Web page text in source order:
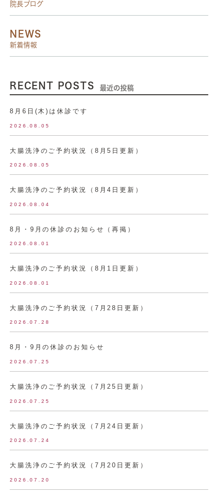
院長ブログ
NEWS
新着情報
RECENT POSTS 最近の投稿
8月6日(木)は休診です
2026.08.05
大腸洗浄のご予約状況（8月5日更新）
2026.08.05
大腸洗浄のご予約状況（8月4日更新）
2026.08.04
8月・9月の休診のお知らせ（再掲）
2026.08.01
大腸洗浄のご予約状況（8月1日更新）
2026.08.01
大腸洗浄のご予約状況（7月28日更新）
2026.07.28
8月・9月の休診のお知らせ
2026.07.25
大腸洗浄のご予約状況（7月25日更新）
2026.07.25
大腸洗浄のご予約状況（7月24日更新）
2026.07.24
大腸洗浄のご予約状況（7月20日更新）
2026.07.20